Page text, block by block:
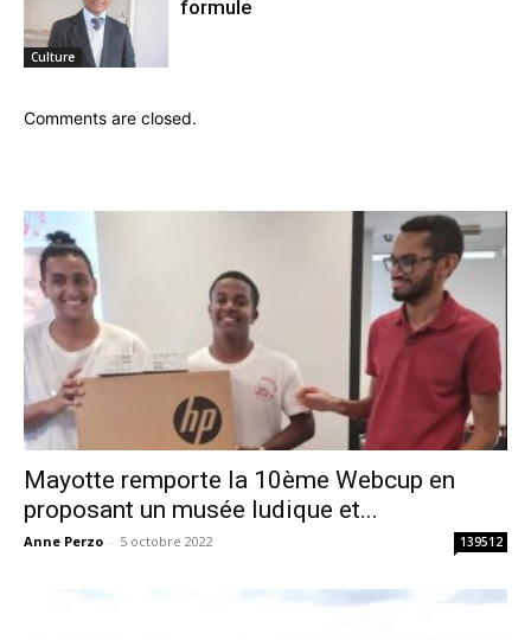
Culture
formule
Comments are closed.
Mayotte remporte la 10ème Webcup en
proposant un musée ludique et...
Anne Perzo - 5 octobre 2022 139512